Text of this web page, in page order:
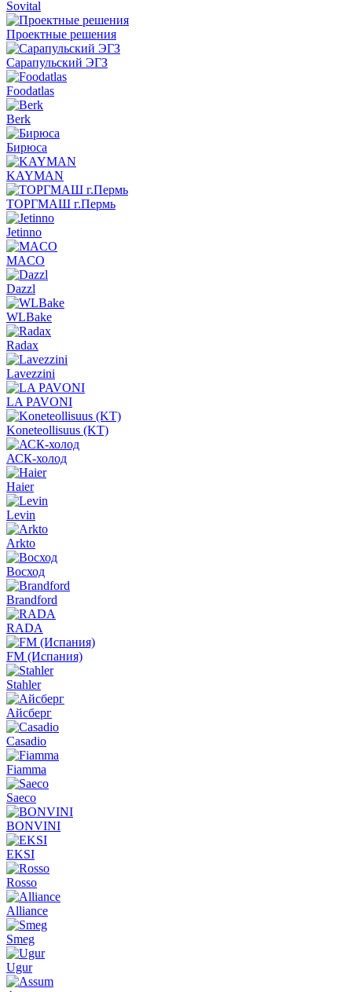
Sovital
Проектные решения
Сарапульский ЭГЗ
Foodatlas
Berk
Бирюса
KAYMAN
ТОРГМАШ г.Пермь
Jetinno
MACO
Dazzl
WLBake
Radax
Lavezzini
LA PAVONI
Koneteollisuus (KT)
АСК-холод
Haier
Levin
Arkto
Восход
Brandford
RADA
FM (Испания)
Stahler
Айсберг
Casadio
Fiamma
Saeco
BONVINI
EKSI
Rosso
Alliance
Smeg
Ugur